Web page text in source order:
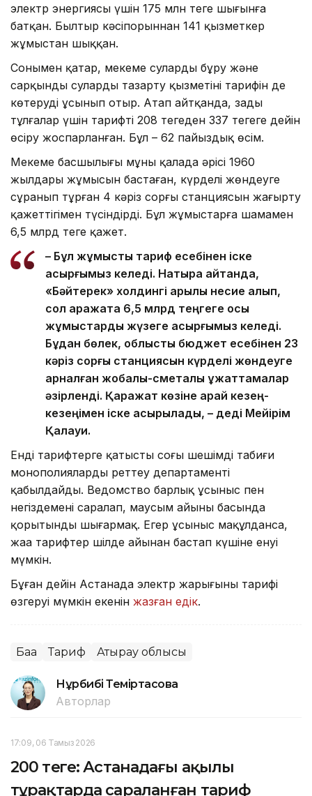
электр энергиясы үшін 175 млн теңге шығынға
батқан. Былтыр кәсіпорыннан 141 қызметкер
жұмыстан шыққан.
Сонымен қатар, мекеме суларды бұру және
сарқынды суларды тазарту қызметінің тарифін де
көтеруді ұсынып отыр. Атап айтқанда, заңды
тұлғалар үшін тарифті 208 теңгеден 337 теңгеге дейін
өсіру жоспарланған. Бұл – 62 пайыздық өсім.
Мекеме басшылығы мұны қалада әрісі 1960
жылдары жұмысын бастаған, күрделі жөндеуге
сұранып тұрған 4 кәріз сорғы станциясын жаңғырту
қажеттігімен түсіндірді. Бұл жұмыстарға шамамен
6,5 млрд теңге қажет.
– Бұл жұмысты тариф есебінен іске
асырғымыз келеді. Нақтырақ айтқанда,
«Бәйтерек» холдингі арқылы несие алып,
сол қаражатқа 6,5 млрд теңгеге осы
жұмыстарды жүзеге асырғымыз келеді.
Бұдан бөлек, облыстық бюджет есебінен 23
кәріз сорғы станциясын күрделі жөндеуге
арналған жобалық-сметалық құжаттамалар
әзірленді. Қаражат көзіне қарай кезең-
кезеңімен іске асырылады, – деді Мейірім
Қалауи.
Енді тарифтерге қатысты соңғы шешімді табиғи
монополияларды реттеу департаменті
қабылдайды. Ведомство барлық ұсыныс пен
негіздемені саралап, маусым айының басында
қорытынды шығармақ. Егер ұсыныс мақұлданса,
жаңа тарифтер шілде айынан бастап күшіне енуі
мүмкін.
Бұған дейін Астанада электр жарығының тарифі
өзгеруі мүмкін екенін жазған едік.
Баға Тариф Атырау облысы
Нұрбибі Теміртасова
Авторлар
17:09, 06 Тамыз 2026
200 теңге: Астанадағы ақылы
тұрақтарда сараланған тариф